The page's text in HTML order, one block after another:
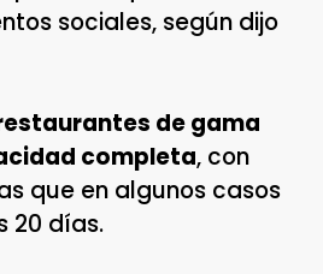
sociales, según dijo
de gama
completa, con
que en algunos casos
20 días.